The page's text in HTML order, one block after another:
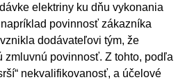
elektriny ku dňu vykonania
povinnosť zákazníka
dodávateľovi tým, že
zmluvnú povinnosť. Z tohto, podľa
nekvalifikovanosť, a účelové